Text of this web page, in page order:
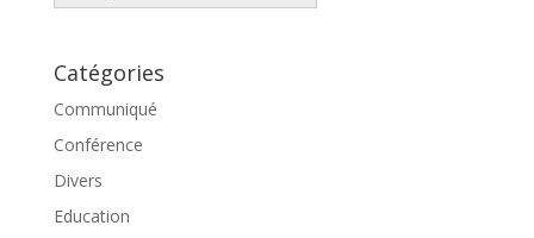
Catégories
Communiqué
Conférence
Divers
Education